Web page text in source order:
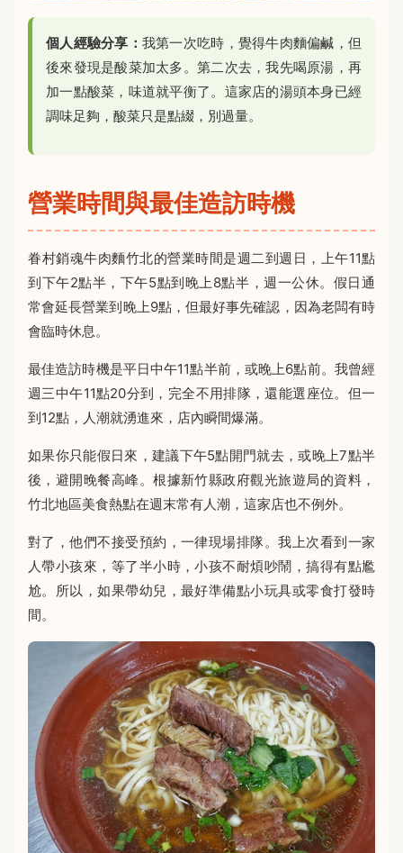
個人經驗分享： 我第一次吃時，覺得牛肉麵偏鹹，但
後來發現是酸菜加太多。第二次去，我先喝原湯，再
加一點酸菜，味道就平衡了。這家店的湯頭本身已經
調味足夠，酸菜只是點綴，別過量。
營業時間與最佳造訪時機
眷村銷魂牛肉麵竹北的營業時間是週二到週日，上午11點
到下午2點半，下午5點到晚上8點半，週一公休。假日通
常會延長營業到晚上9點，但最好事先確認，因為老闆有時
會臨時休息。
最佳造訪時機是平日中午11點半前，或晚上6點前。我曾經
週三中午11點20分到，完全不用排隊，還能選座位。但一
到12點，人潮就湧進來，店內瞬間爆滿。
如果你只能假日來，建議下午5點開門就去，或晚上7點半
後，避開晚餐高峰。根據新竹縣政府觀光旅遊局的資料，
竹北地區美食熱點在週末常有人潮，這家店也不例外。
對了，他們不接受預約，一律現場排隊。我上次看到一家
人帶小孩來，等了半小時，小孩不耐煩吵鬧，搞得有點尷
尬。所以，如果帶幼兒，最好準備點小玩具或零食打發時
間。